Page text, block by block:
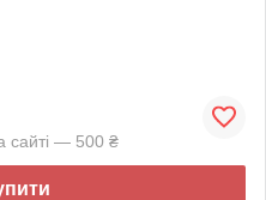
сайті — 500 ₴